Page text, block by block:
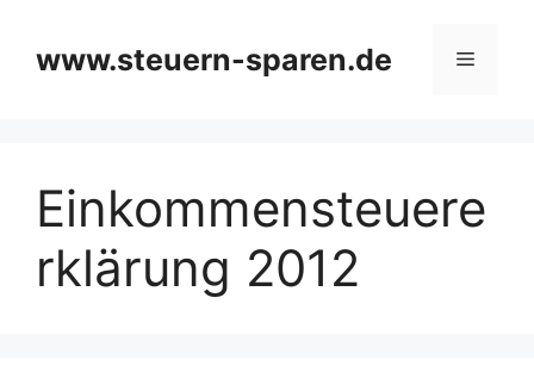
springen
www.steuern-sparen.de Menü
Einkommensteuere
rklärung 2012